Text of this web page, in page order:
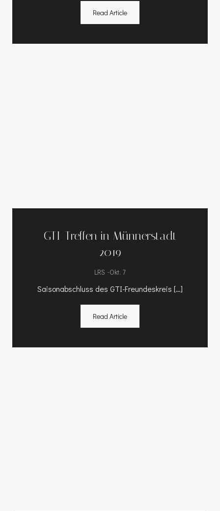
Read Article
GTI-Treffen in Münnerstadt
2019
LRS -Okt. 7
Saisonabschluss des GTI-Freundeskreis […]
Read Article